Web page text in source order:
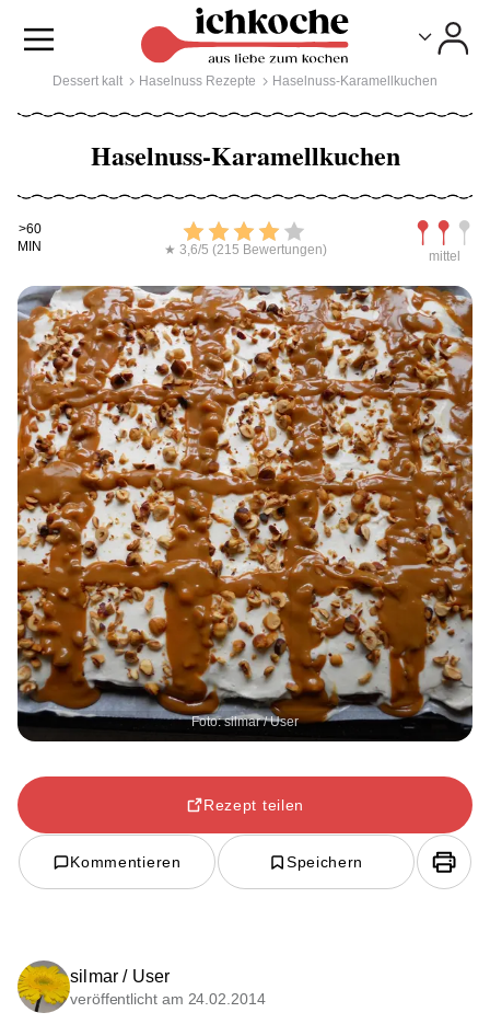
Dessert kalt Haselnuss Rezepte Haselnuss-Karamellkuchen
Haselnuss-Karamellkuchen
Kochdauer
>60
MIN
Bewerten
★ 3,6/5 (215 Bewertungen) mittel
Foto: silmar / User
Rezept teilen
Kommentieren Speichern
silmar / User
veröffentlicht am 24.02.2014